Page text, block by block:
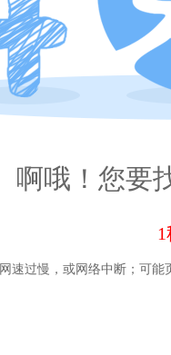
啊哦！您要
网速过慢，或网络中断； 可能